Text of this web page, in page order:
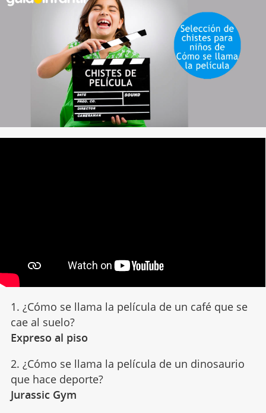
1. ¿Cómo se llama la película de un café que se
cae al suelo?
Expreso al piso
2. ¿Cómo se llama la película de un dinosaurio
que hace deporte?
Jurassic Gym